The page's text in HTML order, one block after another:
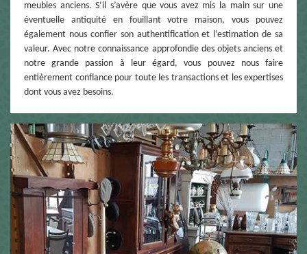
meubles anciens. S’il s’avère que vous avez mis la main sur une
éventuelle antiquité en fouillant votre maison, vous pouvez
également nous confier son authentification et l’estimation de sa
valeur. Avec notre connaissance approfondie des objets anciens et
notre grande passion à leur égard, vous pouvez nous faire
entièrement confiance pour toute les transactions et les expertises
dont vous avez besoins.